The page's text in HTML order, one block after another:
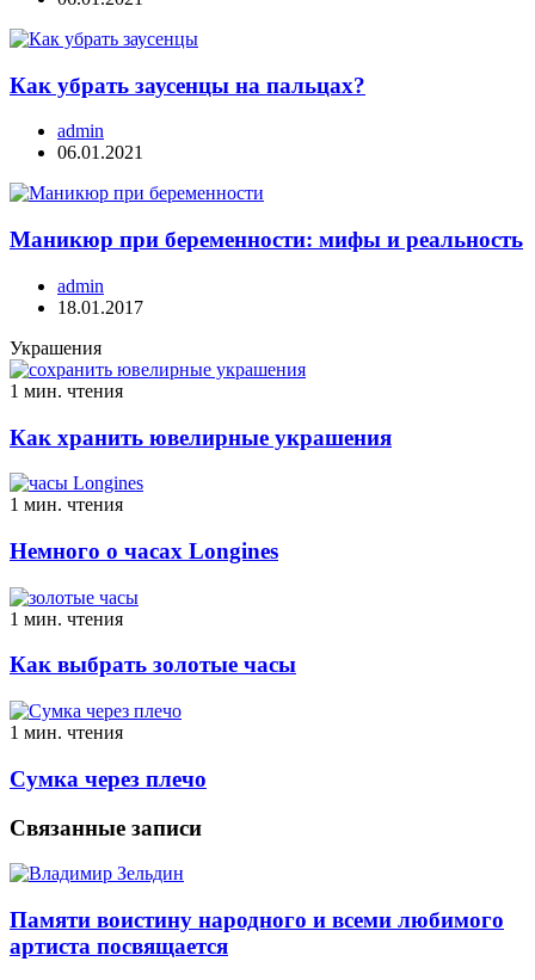
Как убрать заусенцы на пальцах?
admin
06.01.2021
Маникюр при беременности: мифы и реальность
admin
18.01.2017
Украшения
1 мин. чтения
Как хранить ювелирные украшения
1 мин. чтения
Немного о часах Longines
1 мин. чтения
Как выбрать золотые часы
1 мин. чтения
Сумка через плечо
Связанные записи
Памяти воистину народного и всеми любимого
артиста посвящается